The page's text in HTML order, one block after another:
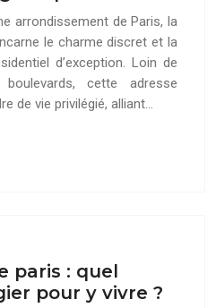
arrondissement de Paris, la
le charme discret et la
d’exception. Loin de
cette adresse
de vie privilégié, alliant…
paris : quel
pour y vivre ?